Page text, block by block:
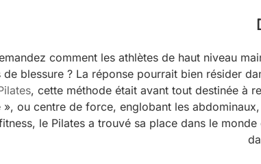
comment les athlètes de haut niveau
de blessure ? La réponse pourrait bien résider
, cette méthode était avant tout destinée à
», ou centre de force, englobant les
le Pilates a trouvé sa place dans le